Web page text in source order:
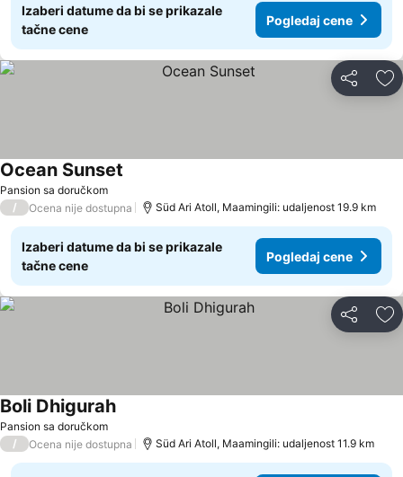
Izaberi datume da bi se prikazale
tačne cene
Pogledaj cene
Deli
Pansion sa doručkom
Ocean Sunset
/ Ocena nije dostupna Süd Ari Atoll, Maamingili: udaljenost 19.9 km
Izaberi datume da bi se prikazale
tačne cene
Pogledaj cene
Deli
Pansion sa doručkom
Boli Dhigurah
/ Ocena nije dostupna Süd Ari Atoll, Maamingili: udaljenost 11.9 km